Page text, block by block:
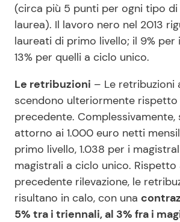
(circa più 5 punti per ogni tipo
laurea). Il lavoro nero nel 2013
laureati di primo livello; il 9% per
13% per quelli a ciclo unico.
Le retribuzioni – Le retribuzioni
scendono ulteriormente rispetto
precedente. Complessivamente,
attorno ai 1.000 euro netti
primo livello, 1.038 per i
magistrali a ciclo unico. Rispetto
precedente rilevazione, le
risultano in calo, con una
5% tra i triennali, al 3% fra i